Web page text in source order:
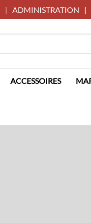
| ADMINISTRATION |
ACCESSOIRES